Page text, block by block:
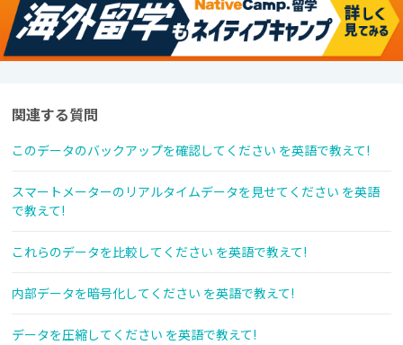
関連する質問
このデータのバックアップを確認してください を英語で教えて!
スマートメーターのリアルタイムデータを見せてください を英語
で教えて!
これらのデータを比較してください を英語で教えて!
内部データを暗号化してください を英語で教えて!
データを圧縮してください を英語で教えて!